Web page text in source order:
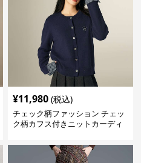
¥11,980 (税込)
チェック柄ファッション チェッ
ク柄カフス付きニットカーディ